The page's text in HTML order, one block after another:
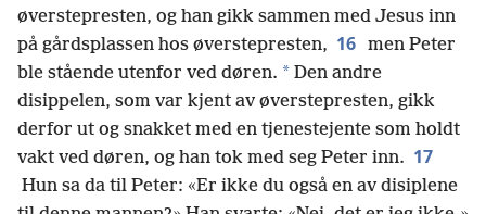
øverstepresten, og han gikk sammen med Jesus inn
på gårdsplassen hos øverstepresten, 16 men Peter
ble stående utenfor ved døren. * Den andre
disippelen, som var kjent av øverstepresten, gikk
derfor ut og snakket med en tjenestejente som holdt
vakt ved døren, og han tok med seg Peter inn. 17
Hun sa da til Peter: «Er ikke du også en av disiplene